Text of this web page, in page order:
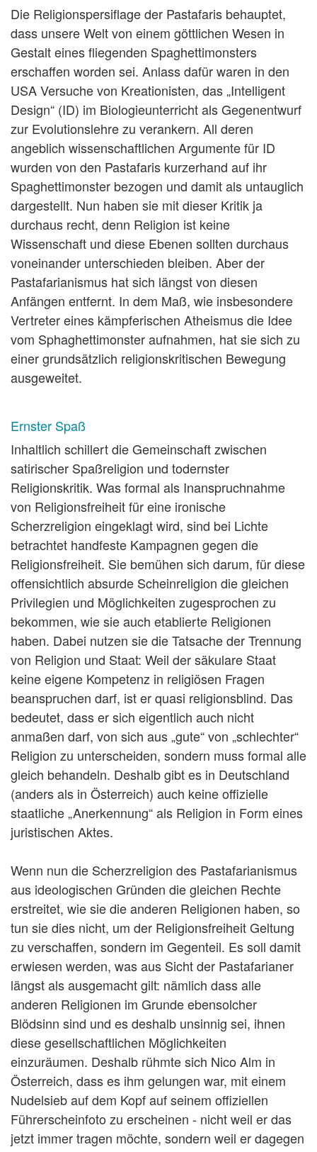
Die Religionspersiflage der Pastafaris behauptet,
dass unsere Welt von einem göttlichen Wesen in
Gestalt eines fliegenden Spaghettimonsters
erschaffen worden sei. Anlass dafür waren in den
USA Versuche von Kreationisten, das „Intelligent
Design“ (ID) im Biologieunterricht als Gegenentwurf
zur Evolutionslehre zu verankern. All deren
angeblich wissenschaftlichen Argumente für ID
wurden von den Pastafaris kurzerhand auf ihr
Spaghettimonster bezogen und damit als untauglich
dargestellt. Nun haben sie mit dieser Kritik ja
durchaus recht, denn Religion ist keine
Wissenschaft und diese Ebenen sollten durchaus
voneinander unterschieden bleiben. Aber der
Pastafarianismus hat sich längst von diesen
Anfängen entfernt. In dem Maß, wie insbesondere
Vertreter eines kämpferischen Atheismus die Idee
vom Sphaghettimonster aufnahmen, hat sie sich zu
einer grundsätzlich religionskritischen Bewegung
ausgeweitet.
Ernster Spaß
Inhaltlich schillert die Gemeinschaft zwischen
satirischer Spaßreligion und todernster
Religionskritik. Was formal als Inanspruchnahme
von Religionsfreiheit für eine ironische
Scherzreligion eingeklagt wird, sind bei Lichte
betrachtet handfeste Kampagnen gegen die
Religionsfreiheit. Sie bemühen sich darum, für diese
offensichtlich absurde Scheinreligion die gleichen
Privilegien und Möglichkeiten zugesprochen zu
bekommen, wie sie auch etablierte Religionen
haben. Dabei nutzen sie die Tatsache der Trennung
von Religion und Staat: Weil der säkulare Staat
keine eigene Kompetenz in religiösen Fragen
beanspruchen darf, ist er quasi religionsblind. Das
bedeutet, dass er sich eigentlich auch nicht
anmaßen darf, von sich aus „gute“ von „schlechter“
Religion zu unterscheiden, sondern muss formal alle
gleich behandeln. Deshalb gibt es in Deutschland
(anders als in Österreich) auch keine offizielle
staatliche „Anerkennung“ als Religion in Form eines
juristischen Aktes.
Wenn nun die Scherzreligion des Pastafarianismus
aus ideologischen Gründen die gleichen Rechte
erstreitet, wie sie die anderen Religionen haben, so
tun sie dies nicht, um der Religionsfreiheit Geltung
zu verschaffen, sondern im Gegenteil. Es soll damit
erwiesen werden, was aus Sicht der Pastafarianer
längst als ausgemacht gilt: nämlich dass alle
anderen Religionen im Grunde ebensolcher
Blödsinn sind und es deshalb unsinnig sei, ihnen
diese gesellschaftlichen Möglichkeiten
einzuräumen. Deshalb rühmte sich Nico Alm in
Österreich, dass es ihm gelungen war, mit einem
Nudelsieb auf dem Kopf auf seinem offiziellen
Führerscheinfoto zu erscheinen - nicht weil er das
jetzt immer tragen möchte, sondern weil er dagegen